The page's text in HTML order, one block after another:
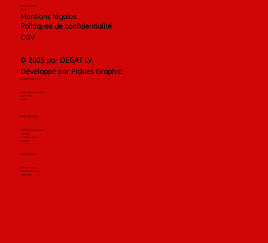
Nous contacter
Blog
Mentions légales
Politiques de confidentialité
CGV
© 2025 par DEGAT LV.
Développé par Pickles Graphic.
ÉQUIPEMENTS
Gants de boxe anglaise
Gants MMA
Fitness
PROTECTION
Bandes et sous-gants
Casques
Protection corps
Coquilles
COACHING
Sacs de frappes
Pao et pattes d'ours
Vêtements